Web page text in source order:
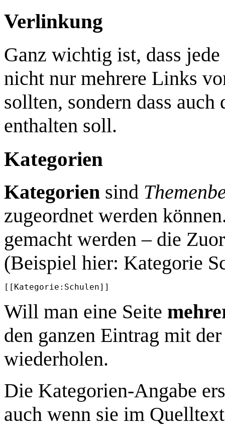
Verlinkung
Ganz wichtig ist, dass
nicht nur mehrere Links
sollten, sondern dass
enthalten soll.
Kategorien
Kategorien sind
zugeordnet werden
gemacht werden – die
(Beispiel hier: Kategorie
[[Kategorie:Schulen]]
Will man eine Seite
den ganzen Eintrag mit
wiederholen.
Die Kategorien-Angabe
auch wenn sie im